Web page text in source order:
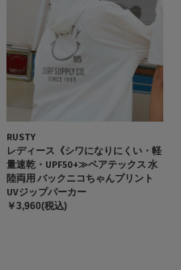
RUSTY
レディース《シワになりにくい・軽
量速乾・UPF50+≫ペアテックス 水
陸両用 バックニコちゃんプリント
UVジップパーカー
￥3,960(税込)